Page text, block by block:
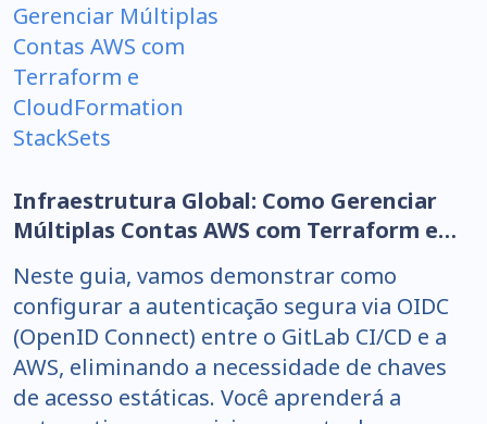
Infraestrutura Global: Como Gerenciar
Múltiplas Contas AWS com Terraform e
Neste guia, vamos demonstrar como
configurar a autenticação segura via OIDC
(OpenID Connect) entre o GitLab CI/CD e a
AWS, eliminando a necessidade de chaves
de acesso estáticas. Você aprenderá a